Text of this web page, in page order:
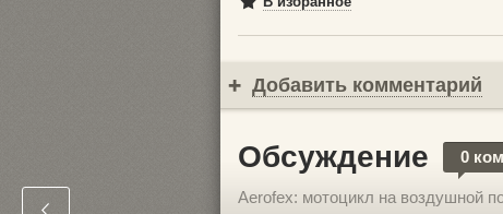
Добавить комментарий
Обсуждение 0
Aerofex: мотоцикл на воздушной